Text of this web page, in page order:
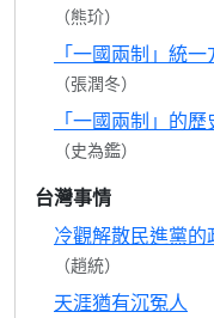
（熊玠）
「一國兩制」統
（張潤冬）
「一國兩制」的
（史為鑑）
台灣事情
冷觀解散民進黨的
（趙統）
天涯猶有沉冤人